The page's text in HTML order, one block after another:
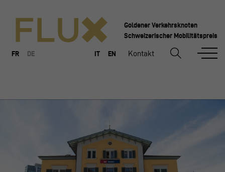
Goldener Verkehrsknoten
Schweizerischer Mobilitätspreis
FR DE IT EN Kontakt